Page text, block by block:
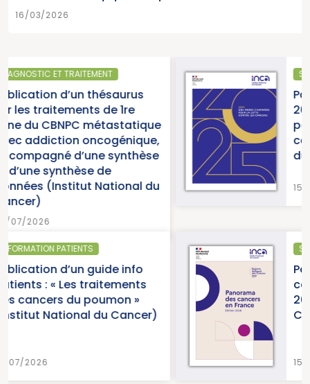
16/03/2026
SANTÉ PUBLIQUE
Parution du rapport
2025 « Une année charnière
pour la lutte contre les
cancers » (Institut National
du Cancer)
15/07/2026
SANTÉ PUBLIQUE - ÉPIDÉMIOLOGIE
Parution du panorama des
cancers en France, édition
2026 (Institut National du
Cancer)
15/07/2026